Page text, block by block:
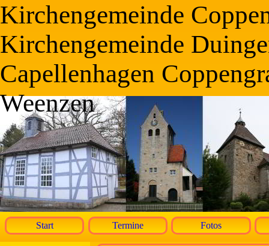
Kirchengemeinde
Kirchengemeinde
Capellenhagen
Weenzen
Start Termine Fotos